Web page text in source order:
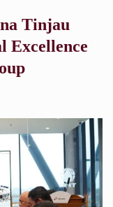
Tinjau
Excellence